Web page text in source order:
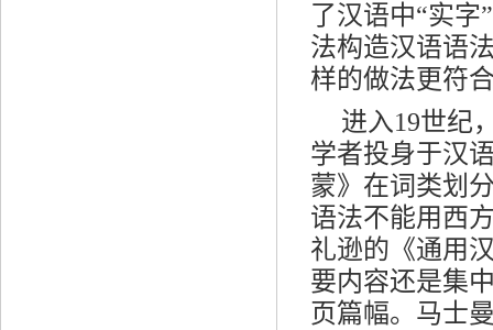
了汉语中“实字
法构造汉语语
样的做法更符
进入19世纪
学者投身于汉
蒙》在词类划
语法不能用西
礼逊的《通用
要内容还是集
页篇幅。马士